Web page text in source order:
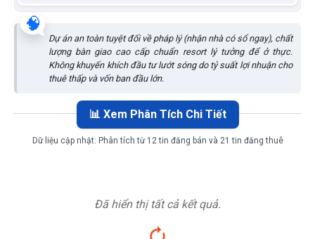
🧠
Dự án an toàn tuyệt đối về pháp lý (nhận nhà có sổ ngay), chất
lượng bàn giao cao cấp chuẩn resort lý tưởng để ở thực.
Không khuyến khích đầu tư lướt sóng do tỷ suất lợi nhuận cho
thuê thấp và vốn ban đầu lớn.
📊 Xem Phân Tích Chi Tiết
Dữ liệu cập nhật: Phân tích từ 12 tin đăng bán và 21 tin đăng thuê
Đã hiển thị tất cả kết quả.